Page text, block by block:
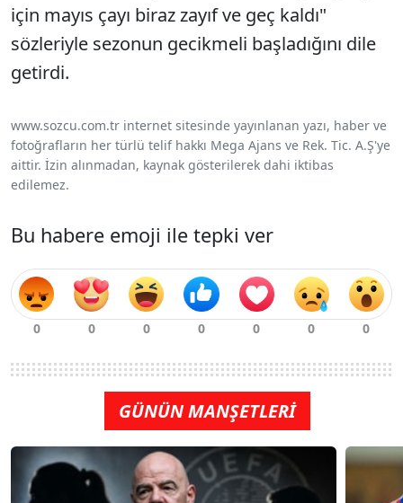
için mayıs çayı biraz zayıf ve geç kaldı"
sözleriyle sezonun gecikmeli başladığını dile
getirdi.
www.sozcu.com.tr internet sitesinde yayınlanan yazı, haber ve
fotoğrafların her türlü telif hakkı Mega Ajans ve Rek. Tic. A.Ş'ye
aittir. İzin alınmadan, kaynak gösterilerek dahi iktibas
edilemez.
Bu habere emoji ile tepki ver
GÜNÜN MANŞETLERİ